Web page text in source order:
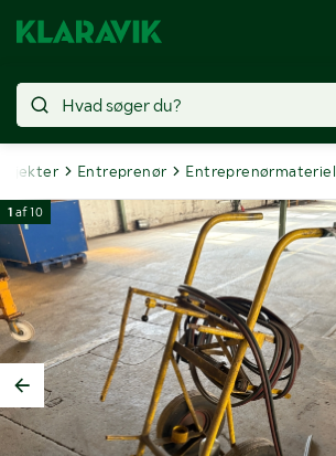
Entreprenør Entreprenørmateriel
1 af10